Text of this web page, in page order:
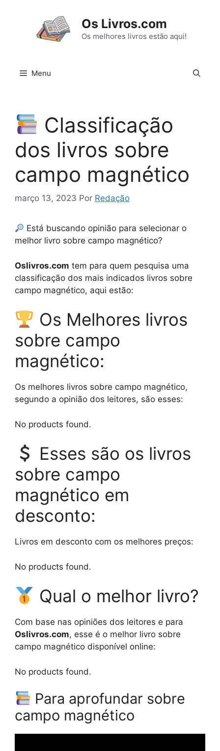
Os Livros.com
Os melhores livros estão aqui!
Menu
Classificação
dos livros sobre
campo magnético
março 13, 2023 Por Redação
Está buscando opinião para selecionar o
melhor livro sobre campo magnético?
Oslivros.com tem para quem pesquisa uma
classificação dos mais indicados livros sobre
campo magnético, aqui estão:
Os Melhores livros
sobre campo
magnético:
Os melhores livros sobre campo magnético,
segundo a opinião dos leitores, são esses:
No products found.
Esses são os livros
sobre campo
magnético em
desconto:
Livros em desconto com os melhores preços:
No products found.
Qual o melhor livro?
Com base nas opiniões dos leitores e para
Oslivros.com, esse é o melhor livro sobre
campo magnético disponível online:
No products found.
Para aprofundar sobre
campo magnético